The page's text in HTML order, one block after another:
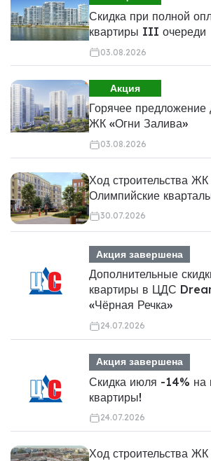
Скидка при полной
квартиры III очереди
03.08.2026
Акция
Горячее
ЖК «Огни Залива»
03.08.2026
Ход строительства
Олимпийские
30.07.2026
Акция завершена
Дополнительные
квартиры в ЦДС
«Чёрная Речка»
24.07.2026
Акция завершена
Скидка июля -14% на
квартиры!
24.07.2026
Ход строительства